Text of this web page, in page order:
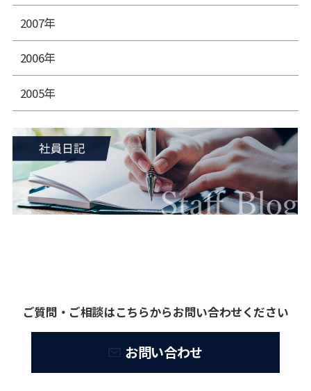
2007年
2006年
2005年
ご質問・ご相談はこちらからお問い合わせください
お問い合わせ